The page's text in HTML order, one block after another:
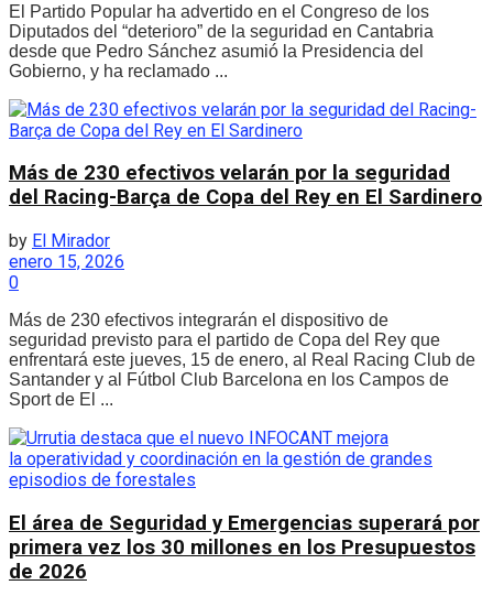
El Partido Popular ha advertido en el Congreso de los
Diputados del “deterioro” de la seguridad en Cantabria
desde que Pedro Sánchez asumió la Presidencia del
Gobierno, y ha reclamado ...
Más de 230 efectivos velarán por la seguridad
del Racing-Barça de Copa del Rey en El Sardinero
by El Mirador
enero 15, 2026
0
Más de 230 efectivos integrarán el dispositivo de
seguridad previsto para el partido de Copa del Rey que
enfrentará este jueves, 15 de enero, al Real Racing Club de
Santander y al Fútbol Club Barcelona en los Campos de
Sport de El ...
El área de Seguridad y Emergencias superará por
primera vez los 30 millones en los Presupuestos
de 2026